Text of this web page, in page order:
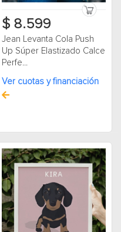
$ 8.599
Jean Levanta Cola Push
Up Súper Elastizado Calce
Perfe...
Ver cuotas y financiación